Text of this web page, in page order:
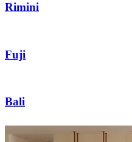
Rimini
Fuji
Bali